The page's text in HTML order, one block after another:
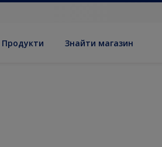
Продукти Знайти магазин